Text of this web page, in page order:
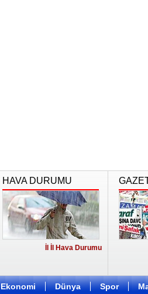
HAVA DURUMU
İl İl Hava Durumu
Ekonomi Dünya Spor